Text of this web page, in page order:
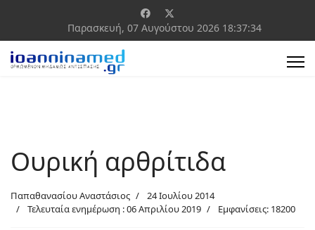
Παρασκευή, 07 Αυγούστου 2026 18:37:35
Ουρική αρθρίτιδα
Παπαθανασίου Αναστάσιος
24 Ιουλίου 2014
Τελευταία ενημέρωση : 06 Απριλίου 2019
Εμφανίσεις: 18200